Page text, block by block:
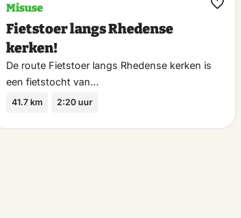
Misuse
Fietstoer langs Rhedense
kerken!
De route Fietstoer langs Rhedense kerken is
een fietstocht van…
41.7 km 2:20 uur
Maak